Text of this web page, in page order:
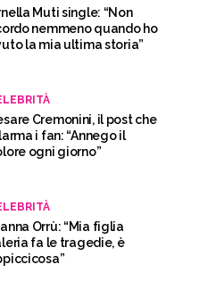
Muti single: “Non
nemmeno quando ho
la mia ultima storia”
Cremonini, il post che
i fan: “Annego il
ogni giorno”
Orrù: “Mia figlia
fa le tragedie, è